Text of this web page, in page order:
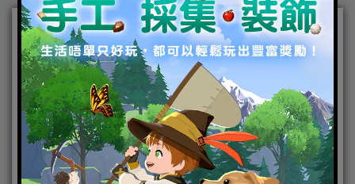
《RO仙境傳說：愛如初見》
確認9月15日正式上市！代言
人JJ林俊傑TVC曝光！ 參與
上市活動立即領取
iPhone14、HyperX電競耳
機、遊戲手把！